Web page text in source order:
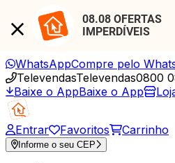
08.08 OFERTAS
IMPERDÍVEIS
WhatsAppCompre pelo
TelevendasTelevendas0800
Baixe o AppBaixe o App
Entrar Favoritos Carrinho
Informe o seu CEP